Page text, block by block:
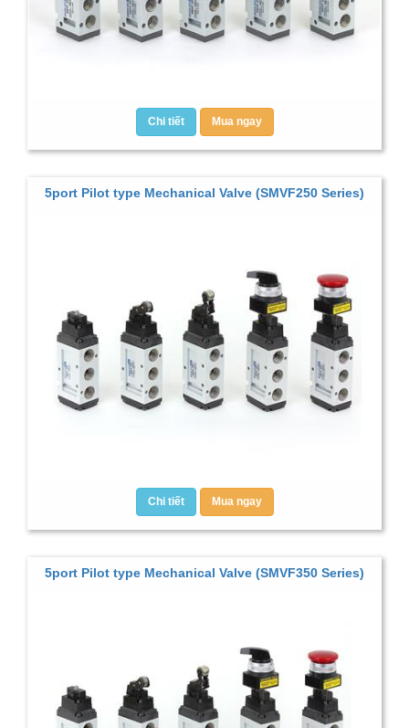
Chi tiết Mua ngay
5port Pilot type Mechanical Valve (SMVF250 Series)
Chi tiết Mua ngay
5port Pilot type Mechanical Valve (SMVF350 Series)